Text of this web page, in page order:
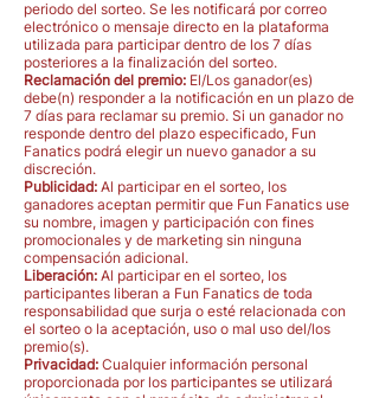
periodo del sorteo. Se les notificará por correo
electrónico o mensaje directo en la plataforma
utilizada para participar dentro de los 7 días
posteriores a la finalización del sorteo.
Reclamación del premio: El/Los ganador(es)
debe(n) responder a la notificación en un plazo de
7 días para reclamar su premio. Si un ganador no
responde dentro del plazo especificado, Fun
Fanatics podrá elegir un nuevo ganador a su
discreción.
Publicidad: Al participar en el sorteo, los
ganadores aceptan permitir que Fun Fanatics use
su nombre, imagen y participación con fines
promocionales y de marketing sin ninguna
compensación adicional.
Liberación: Al participar en el sorteo, los
participantes liberan a Fun Fanatics de toda
responsabilidad que surja o esté relacionada con
el sorteo o la aceptación, uso o mal uso del/los
premio(s).
Privacidad: Cualquier información personal
proporcionada por los participantes se utilizará